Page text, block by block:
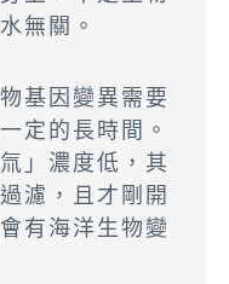
無關。
基因變異需要
定的長時間。
」濃度低，其
濾，且才剛開
有海洋生物變